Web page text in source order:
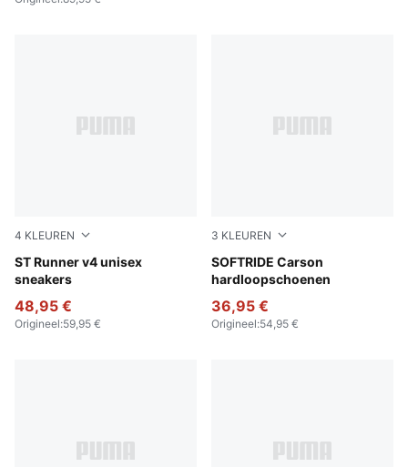
4 KLEUREN
ST Runner v4 unisex
sneakers
PUMA White-PUMA Black-PUMA White
48,95 €
Origineel:59,95 €
3 KLEUREN
SOFTRIDE Carson
hardloopschoenen
Puma Black-Puma Black-
36,95 €
Origineel:54,95 €